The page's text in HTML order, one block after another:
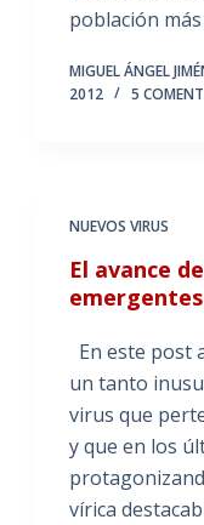
población
MIGUEL ÁNGEL
2012
5
NUEVOS VIRUS
El avance
En este post
un tanto
virus que
y que en los
vírica